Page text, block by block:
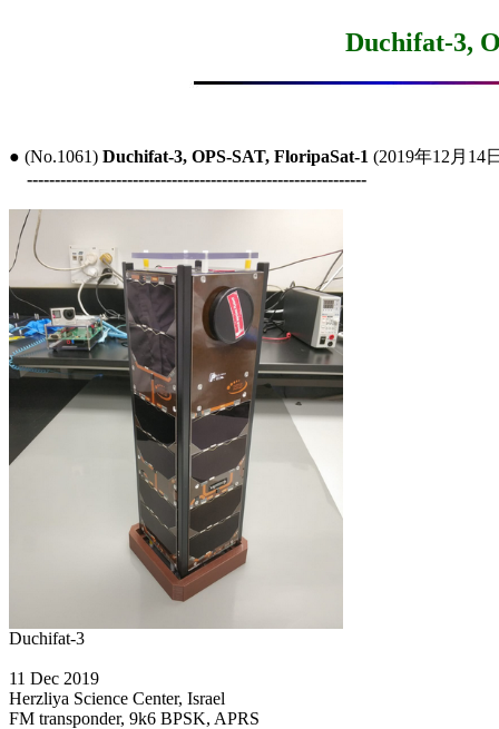
Duchifat-3,
● (No.1061) Duchifat-3, OPS-SAT, FloripaSat-1 (2019年12月14
-------------------------------------------------------------
11 Dec 2019
Herzliya Science Center, Israel
FM transponder, 9k6 BPSK, APRS